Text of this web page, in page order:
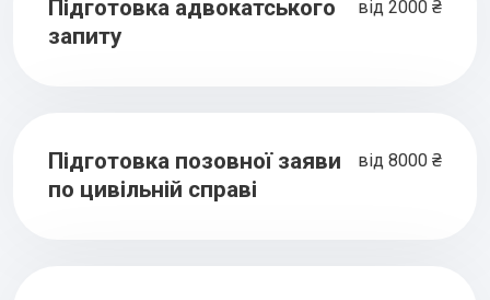
від 2000 ₴
Підготовка адвокатського
запиту
від 8000 ₴
Підготовка позовної заяви
по цивільній справі